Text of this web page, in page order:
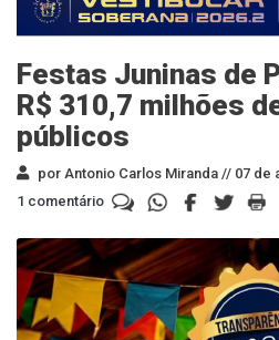
Festas Juninas de
R$ 310,7 milhões
públicos
por Antonio Carlos Miranda // 07 de
1 comentário